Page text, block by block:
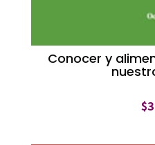
Conocer y
$